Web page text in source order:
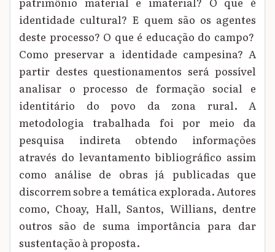
identidade cultural? E quem são os agentes
deste processo? O que é educação do campo?
Como preservar a identidade campesina? A
partir destes questionamentos será possível
analisar o processo de formação social e
identitário do povo da zona rural. A
metodologia trabalhada foi por meio da
pesquisa indireta obtendo informações
através do levantamento bibliográfico assim
como análise de obras já publicadas que
discorrem sobre a temática explorada. Autores
como, Choay, Hall, Santos, Willians, dentre
outros são de suma importância para dar
sustentação à proposta.